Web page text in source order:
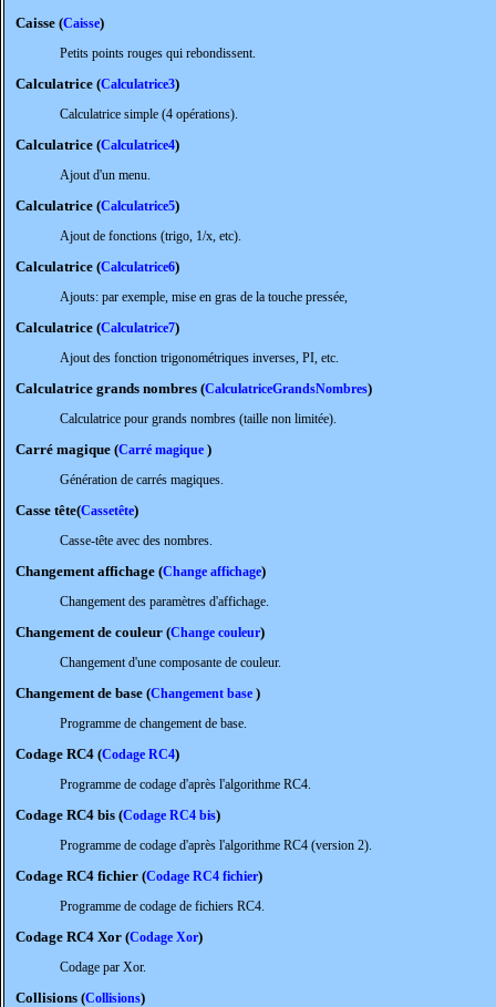
Caisse (Caisse)
Petits points rouges qui rebondissent.
Calculatrice (Calculatrice3)
Calculatrice simple (4 opérations).
Calculatrice (Calculatrice4)
Ajout d'un menu.
Calculatrice (Calculatrice5)
Ajout de fonctions (trigo, 1/x, etc).
Calculatrice (Calculatrice6)
Ajouts: par exemple, mise en gras de la touche pressée,
Calculatrice (Calculatrice7)
Ajout des fonction trigonométriques inverses, PI, etc.
Calculatrice grands nombres (CalculatriceGrandsNombres)
Calculatrice pour grands nombres (taille non limitée).
Carré magique (Carré magique )
Génération de carrés magiques.
Casse tête(Cassetête)
Casse-tête avec des nombres.
Changement affichage (Change affichage)
Changement des paramètres d'affichage.
Changement de couleur (Change couleur)
Changement d'une composante de couleur.
Changement de base (Changement base )
Programme de changement de base.
Codage RC4 (Codage RC4)
Programme de codage d'après l'algorithme RC4.
Codage RC4 bis (Codage RC4 bis)
Programme de codage d'après l'algorithme RC4 (version 2).
Codage RC4 fichier (Codage RC4 fichier)
Programme de codage de fichiers RC4.
Codage RC4 Xor (Codage Xor)
Codage par Xor.
Collisions (Collisions)